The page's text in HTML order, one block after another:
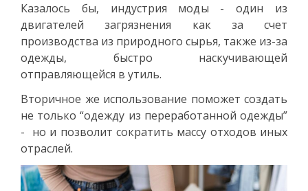
Казалось бы, индустрия моды - один из
двигателей загрязнения как за счет
производства из природного сырья, также из-за
одежды, быстро наскучивающей
отправляющейся в утиль.
Вторичное же использование поможет создать
не только “одежду из переработанной одежды”
- но и позволит сократить массу отходов иных
отраслей.